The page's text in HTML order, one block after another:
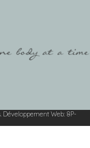
Développement Web: 8P-